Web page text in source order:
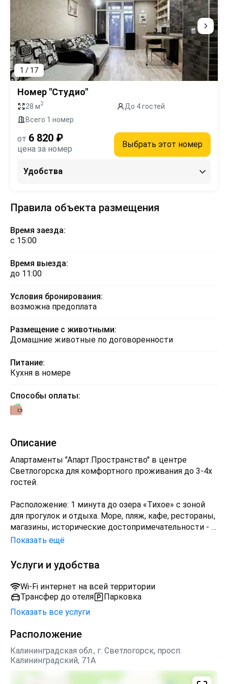
1 / 17
Номер "Студио"
28 м2
До 4 гостей
Всего 1 номер
от 6 820 ₽
цена за номер Выбрать этот номер
Удобства
Правила объекта размещения
Время заезда:
с 15:00
Время выезда:
до 11:00
Условия бронирования:
возможна предоплата
Размещение с животными:
Домашние животные по договоренности
Питание:
Кухня в номере
Способы оплаты:
Описание
Апартаменты "Апарт.Пространство" в центре
Светлогорска для комфортного проживания до 3-4х
гостей.
Расположение: 1 минута до озера «Тихое» с зоной
для прогулок и отдыха. Море, пляж, кафе, рестораны,
магазины, исторические достопримечательности - в
шаговой доступности. До санатория «Янтарный
пешком.
Комплектация апартаментов:
Smart TV, Wi-Fi.
кровати 80см на 200см (по запросу совместим в
двуспальную кровать), постельное белье;
Ванная: душевая кабина, стиральная машина,
полотенца, фен, туалетные принадлежности (мыло,
гель для душа, шампунь и т.д.);
Зона кухни: раскладной двуспальный диван, утюг и
Показать ещё
Услуги и удобства
Wi-Fi интернет на всей территории
Трансфер до отеля
Парковка
Показать все услуги
Расположение
Калининградская обл., г. Светлогорск, просп.
Калининградский, 71А